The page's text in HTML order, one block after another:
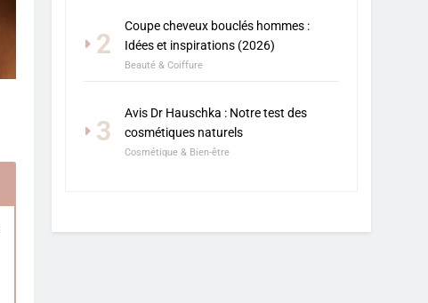
2
Coupe cheveux bouclés hommes :
Idées et inspirations (2026)
Beauté & Coiffure
3
Avis Dr Hauschka : Notre test des
cosmétiques naturels
Cosmétique & Bien-être